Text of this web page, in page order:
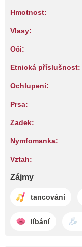
Hmotnost:
Vlasy:
Oči:
Etnická příslušnost:
Ochlupení:
Prsa:
Zadek:
Nymfomanka:
Vztah:
Zájmy
tancování
líbání